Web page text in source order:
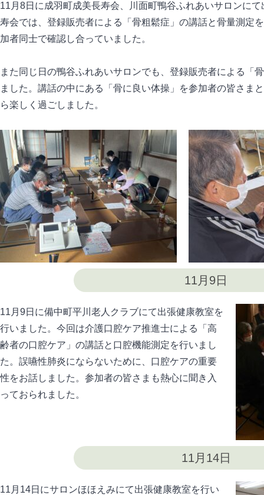
11月8日に成羽町成美長寿会、川面町鴨谷ふれあいサロンに
寿会では、登録販売者による「骨粗鬆症」の講話と骨量測定
加者同士で確認し合っていました。
また同じ日の鴨谷ふれあいサロンでも、登録販売者による「
ました。講話の中にある「骨に良い体操」を参加者の皆さま
ら楽しく過ごしました。
11月9日
11月9日に備中町平川老人クラブにて出張健康教室を
行いました。今回は介護口腔ケア推進士による「高
齢者の口腔ケア」の講話と口腔機能測定を行いまし
た。誤嚥性肺炎にならないために、口腔ケアの重要
性をお話しました。参加者の皆さまも熱心に聞き入
っておられました。
11月14日
11月14日にサロンほほえみにて出張健康教室を行い